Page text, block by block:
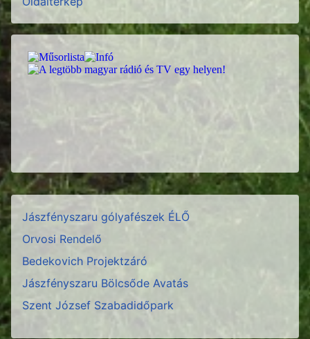
Jászfényszaru gólyafészek ÉLŐ
Orvosi Rendelő
Bedekovich Projektzáró
Jászfényszaru Bölcsőde Avatás
Szent József Szabadidőpark